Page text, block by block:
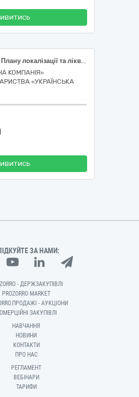
Послуги з розробки Плану локалізації та ліквідації аварійних ситуацій і аварій на об'єктах підвищеної небезпеки (ДК 021:2015 – 71240000-2 Архітектурні, інженерні та планувальні послуги)
КОМПАНІЯ»
«УКРАЇНСЬКА
ЗА НАМИ:
- ДЕРЖЗАКУПІВЛІ
PROZORRO MARKET
- АУКЦІОНИ
ЗАКУПІВЛІ
НАВЧАННЯ
НОВИНИ
КОНТАКТИ
ПРО НАС
РЕГЛАМЕНТ
ВЕБІНАРИ
ТАРИФИ